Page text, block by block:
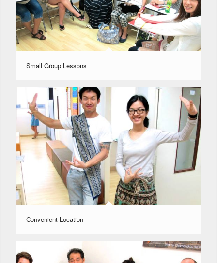
Small Group Lessons
Convenient Location